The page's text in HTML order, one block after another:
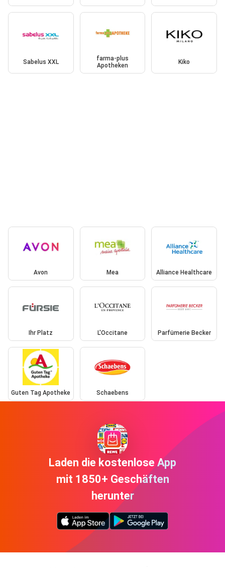
Sabelus XXL
farma-plus
Apotheken
Kiko
Avon Mea Alliance Healthcare
Ihr Platz L'Occitane Parfümerie Becker
Guten Tag Apotheke Schaebens
Laden die kostenlose App
mit 1850+ Geschäften
herunter